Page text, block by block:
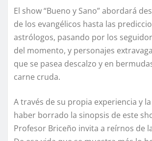
El show “Bueno y Sano” abordará
de los evangélicos hasta las
astrólogos, pasando por los
del momento, y personajes
que se pasea descalzo y en
carne cruda.
A través de su propia experiencia y
haber borrado la sinopsis de este
Profesor Briceño invita a reírnos de